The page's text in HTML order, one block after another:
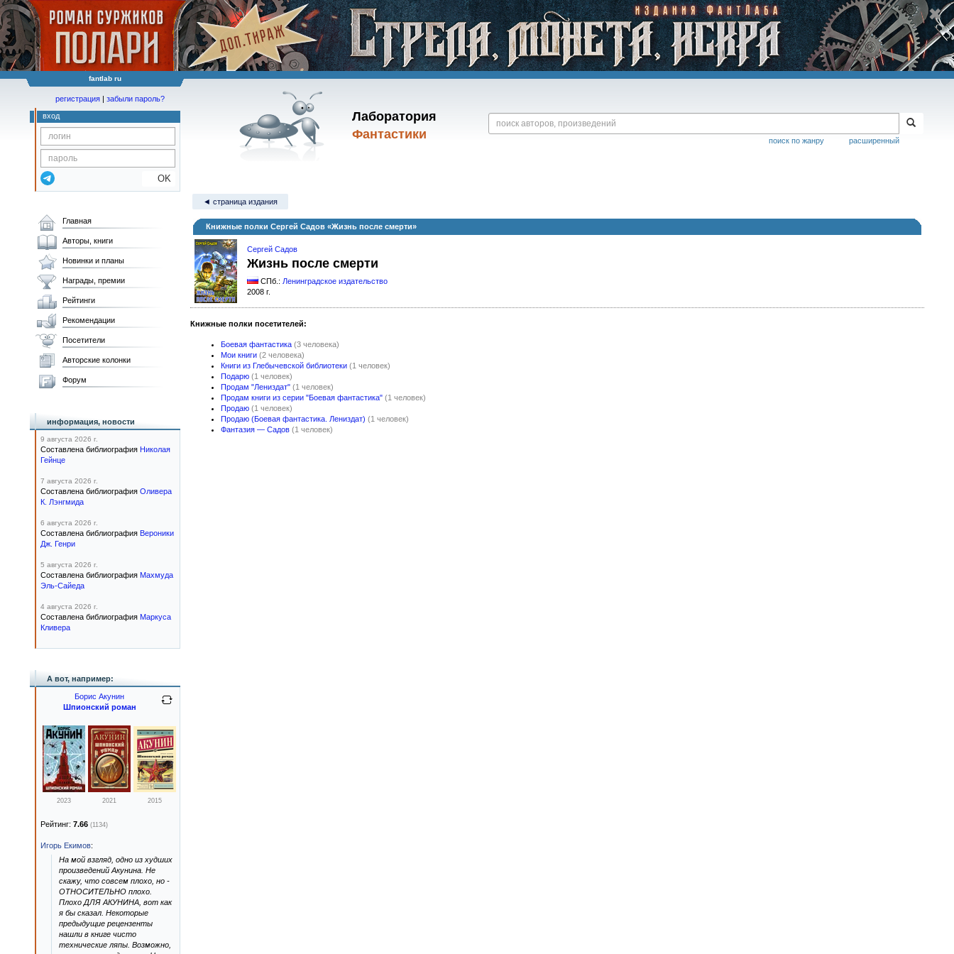
fantlab ru
Лаборатория
Фантастики
расширенный
поиск по жанру
регистрация | забыли пароль?
вход
OK
◄ страница издания
Книжные полки Сергей Садов «Жизнь после смерти»
Сергей Садов
Жизнь после смерти
СПб.: Ленинградское издательство
2008 г.
Книжные полки посетителей:
Боевая фантастика (3 человека)
Мои книги (2 человека)
Книги из Глебычевской библиотеки (1 человек)
Подарю (1 человек)
Продам "Лениздат" (1 человек)
Продам книги из серии "Боевая фантастика" (1 человек)
Продаю (1 человек)
Продаю (Боевая фантастика. Лениздат) (1 человек)
Фантазия — Садов (1 человек)
Главная
Авторы, книги
Новинки и планы
Награды, премии
Рейтинги
Рекомендации
Посетители
Авторские колонки
Форум
информация, новости
9 августа 2026 г.
Составлена библиография Николая
Гейнце
7 августа 2026 г.
Составлена библиография Оливера
К. Лэнгмида
6 августа 2026 г.
Составлена библиография Вероники
Дж. Генри
5 августа 2026 г.
Составлена библиография Махмуда
Эль-Сайеда
4 августа 2026 г.
Составлена библиография Маркуса
Кливера
А вот, например:
Борис Акунин
Шпионский роман
2023 2021 2015
Рейтинг: 7.66 (1134)
Игорь Екимов:
На мой взгляд, одно из худших
произведений Акунина. Не
скажу, что совсем плохо, но -
ОТНОСИТЕЛЬНО плохо.
Плохо ДЛЯ АКУНИНА, вот как
я бы сказал. Некоторые
предыдущие рецензенты
нашли в книге чисто
технические ляпы. Возможно,